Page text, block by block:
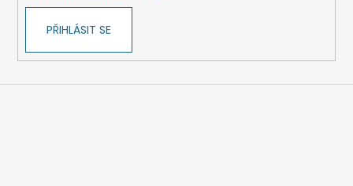
PŘIHLÁSIT SE